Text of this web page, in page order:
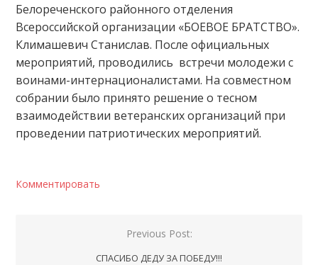
Белореченского районного отделения
Всероссийской организации «БОЕВОЕ БРАТСТВО».
Климашевич Станислав. После официальных
мероприятий, проводились встречи молодежи с
воинами-интернационалистами. На совместном
собрании было принято решение о тесном
взаимодействии ветеранских организаций при
проведении патриотических мероприятий.
Комментировать
Previous Post:
СПАСИБО ДЕДУ ЗА ПОБЕДУ!!!